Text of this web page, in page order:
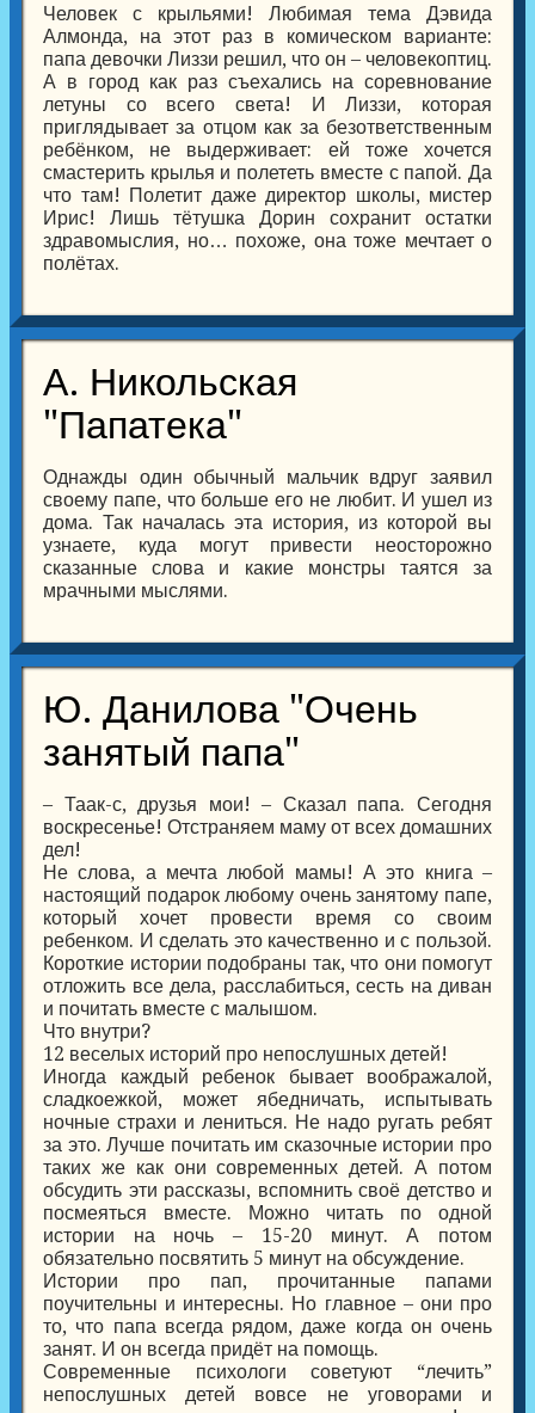
Человек с крыльями! Любимая тема Дэвида
Алмонда, на этот раз в комическом варианте:
папа девочки Лиззи решил, что он – человекоптиц.
А в город как раз съехались на соревнование
летуны со всего света! И Лиззи, которая
приглядывает за отцом как за безответственным
ребёнком, не выдерживает: ей тоже хочется
смастерить крылья и полететь вместе с папой. Да
что там! Полетит даже директор школы, мистер
Ирис! Лишь тётушка Дорин сохранит остатки
здравомыслия, но… похоже, она тоже мечтает о
полётах.
А. Никольская
"Папатека"
Однажды один обычный мальчик вдруг заявил
своему папе, что больше его не любит. И ушел из
дома. Так началась эта история, из которой вы
узнаете, куда могут привести неосторожно
сказанные слова и какие монстры таятся за
мрачными мыслями.
Ю. Данилова "Очень
занятый папа"
– Таак-с, друзья мои! – Сказал папа. Сегодня
воскресенье! Отстраняем маму от всех домашних
дел!
Не слова, а мечта любой мамы! А это книга –
настоящий подарок любому очень занятому папе,
который хочет провести время со своим
ребенком. И сделать это качественно и с пользой.
Короткие истории подобраны так, что они помогут
отложить все дела, расслабиться, сесть на диван
и почитать вместе с малышом.
Что внутри?
12 веселых историй про непослушных детей!
Иногда каждый ребенок бывает воображалой,
сладкоежкой, может ябедничать, испытывать
ночные страхи и лениться. Не надо ругать ребят
за это. Лучше почитать им сказочные истории про
таких же как они современных детей. А потом
обсудить эти рассказы, вспомнить своё детство и
посмеяться вместе. Можно читать по одной
истории на ночь – 15-20 минут. А потом
обязательно посвятить 5 минут на обсуждение.
Истории про пап, прочитанные папами
поучительны и интересны. Но главное – они про
то, что папа всегда рядом, даже когда он очень
занят. И он всегда придёт на помощь.
Современные психологи советуют “лечить”
непослушных детей вовсе не уговорами и